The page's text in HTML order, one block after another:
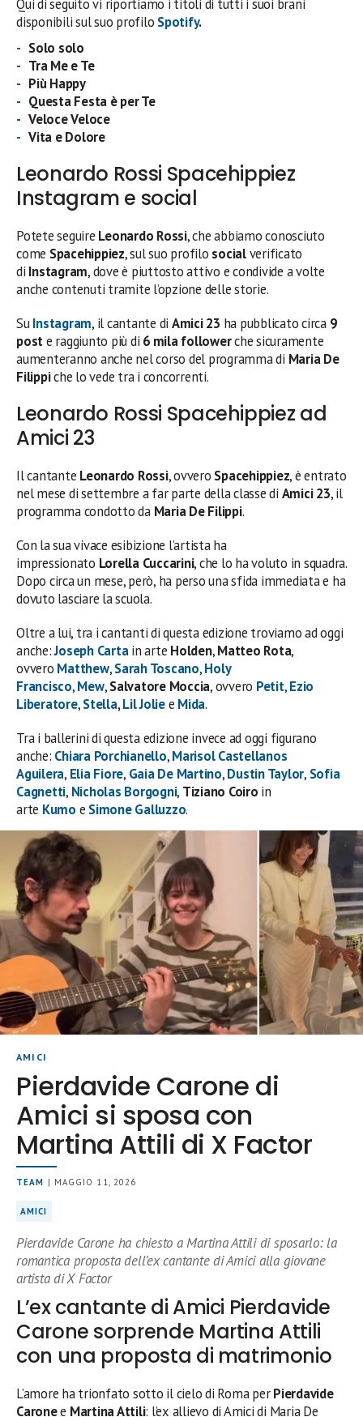
Qui di seguito vi riportiamo i titoli di tutti i suoi brani
disponibili sul suo profilo Spotify.
Solo solo
Tra Me e Te
Più Happy
Questa Festa è per Te
Veloce Veloce
Vita e Dolore
Leonardo Rossi Spacehippiez
Instagram e social
Potete seguire Leonardo Rossi, che abbiamo conosciuto
come Spacehippiez, sul suo profilo socialverificato
di Instagram, dove è piuttosto attivo e condivide a volte
anche contenuti tramite l’opzione delle storie.
SuInstagram, il cantante di Amici 23 ha pubblicato circa 9
poste raggiunto più di 6 mila followerche sicuramente
aumenteranno anche nel corso del programma di Maria De
Filippiche lo vede tra i concorrenti.
Leonardo Rossi Spacehippiez ad
Amici 23
Il cantante Leonardo Rossi, ovvero Spacehippiez, è entrato
nel mese di settembre a far parte della classe di Amici 23, il
programma condotto da Maria De Filippi.
Con la sua vivace esibizione l’artista ha
impressionato Lorella Cuccarini, che lo ha voluto in squadra.
Dopo circa un mese, però, ha perso una sfida immediata e ha
dovuto lasciare la scuola.
Oltre a lui, tra i cantanti di questa edizione troviamo ad oggi
anche:Joseph Cartain arte Holden,Matteo Rota,
ovvero Matthew,Sarah Toscano,Holy
Francisco,Mew,Salvatore Moccia, ovvero Petit,Ezio
Liberatore,Stella,Lil Joliee Mida.
Tra i ballerini di questa edizione invece ad oggi figurano
anche: Chiara Porchianello,Marisol Castellanos
Aguilera, Elia Fiore, Gaia De Martino,Dustin Taylor, Sofia
Cagnetti, Nicholas Borgogni, Tiziano Coiro in
arte Kumo e Simone Galluzzo.
AMICI
Pierdavide Carone di
Amici si sposa con
Martina Attili di X Factor
TEAM | MAGGIO 11, 2026
AMICI
Pierdavide Carone ha chiesto a Martina Attili di sposarlo: la
romantica proposta dell’ex cantante di Amici alla giovane
artista di X Factor
L’ex cantante di Amici Pierdavide
Carone sorprende Martina Attili
con una proposta di matrimonio
L’amore ha trionfato sotto il cielo di Roma perPierdavide
Caronee Martina Attili: l’ex allievo di Amici di Maria De